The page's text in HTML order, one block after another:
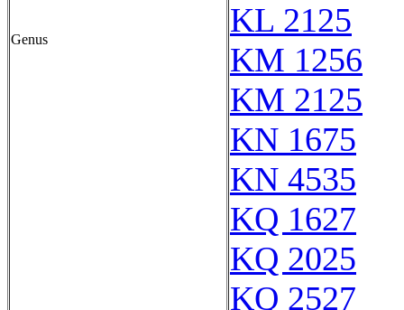
Genus
KL 2125
KM 1256
KM 2125
KN 1675
KN 4535
KQ 1627
KQ 2025
KQ 2527